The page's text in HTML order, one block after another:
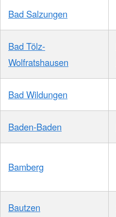
Bad Salzungen
Bad Tölz-
Wolfratshausen
Bad Wildungen
Baden-Baden
Bamberg
Bautzen